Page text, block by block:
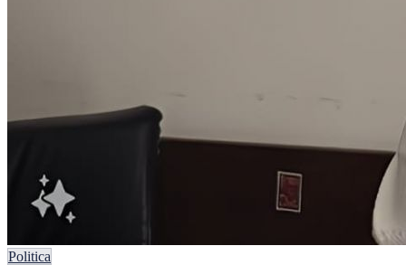
Politica